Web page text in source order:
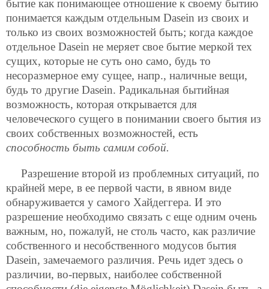
бытие как понимающее отношение к своему бытию
понимается каждым отдельным Dasein из своих и
только из своих возможностей быть; когда каждое
отдельное Dasein не меряет свое бытие меркой тех
сущих, которые не суть оно само, будь то
несоразмерное ему сущее, напр., наличные вещи,
будь то другие Dasein. Радикальная бытийная
возможность, которая открывается для
человеческого сущего в понимании своего бытия из
своих собственных возможностей, есть
способность быть самим собой.
Разрешение второй из проблемных ситуаций, по
крайней мере, в ее первой части, в явном виде
обнаруживается у самого Хайдеггера. И это
разрешение необходимо связать с еще одним очень
важным, но, пожалуй, не столь часто, как различие
собственного и несобственного модусов бытия
Dasein, замечаемого различия. Речь идет здесь о
различии, во-первых, наиболее собственной